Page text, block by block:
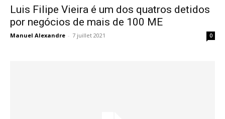
Luis Filipe Vieira é um dos quatros detidos
por negócios de mais de 100 ME
Manuel Alexandre - 7 juillet 2021 0